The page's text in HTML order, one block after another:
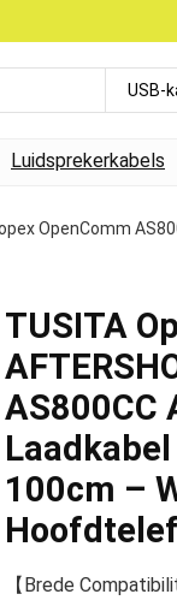
USB-
Luidsprekerkabels
OpenComm
TUSITA
AS800CC
100cm –
【Brede